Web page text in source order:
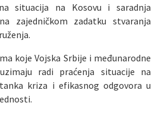
situacija na Kosovu i saradnja
zajedničkom zadatku stvaranja
koje Vojska Srbije i međunarodne
radi praćenja situacije na
kriza i efikasnog odgovora u